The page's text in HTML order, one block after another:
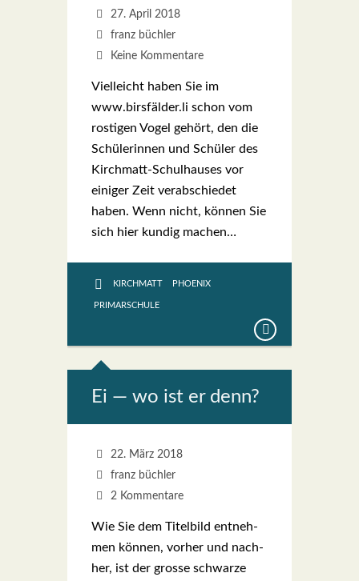
27. April 2018
franz büchler
Keine Kommentare
Viel­leicht haben Sie im
www.birsfälder.li schon vom
ros­ti­gen Vogel gehört, den die
Schü­le­rin­nen und Schü­ler des
Kir­ch­­matt-Schul­hau­­ses vor
eini­ger Zeit ver­ab­schie­det
haben. Wenn nicht, kön­nen Sie
sich hier kun­dig machen…
KIRCHMATT PHOENIX
PRIMARSCHULE
Ei — wo ist er denn?
22. März 2018
franz büchler
2 Kommentare
Wie Sie dem Titel­bild ent­neh­
men kön­nen, vor­her und nach­
her, ist der gros­se schwar­ze